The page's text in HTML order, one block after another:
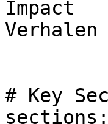
Impact
# Key
sections: